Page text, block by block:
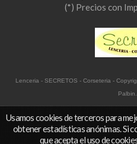
(*) Precios con
Lenceria - SECRETOS - Corseteria -
Usamos cookies de terceros para
obtener estadísticas anónimas. Si
que acepta el uso de